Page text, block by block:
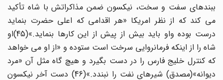
ببندهای سفت و سخت، نیکسون ضمن مذاکراتش با شاه تأکید
می کند که از نظر امریکا «هر اقدامی که اعلی حضرت بنماید
درست بوده واو باید بیش از پیش از این کارها بنماید.»(45)او
شاه را از اینکه فرمانروایی سرخت است ستوده و «از او می خواهد
که کنترل خلیج فارس را در دست بگیرد و هیچ گاه مثل آن «مرد
دیوانه»(مصدق) شیرهای نفت را نبندد.»(46) دست آخر نیکسون